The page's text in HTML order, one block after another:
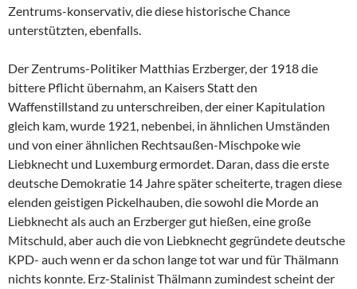
Zentrums-konservativ, die diese historische Chance
unterstützten, ebenfalls.
Der Zentrums-Politiker Matthias Erzberger, der 1918 die
bittere Pflicht übernahm, an Kaisers Statt den
Waffenstillstand zu unterschreiben, der einer Kapitulation
gleich kam, wurde 1921, nebenbei, in ähnlichen Umständen
und von einer ähnlichen Rechtsaußen-Mischpoke wie
Liebknecht und Luxemburg ermordet. Daran, dass die erste
deutsche Demokratie 14 Jahre später scheiterte, tragen diese
elenden geistigen Pickelhauben, die sowohl die Morde an
Liebknecht als auch an Erzberger gut hießen, eine große
Mitschuld, aber auch die von Liebknecht gegründete deutsche
KPD- auch wenn er da schon lange tot war und für Thälmann
nichts konnte. Erz-Stalinist Thälmann zumindest scheint der